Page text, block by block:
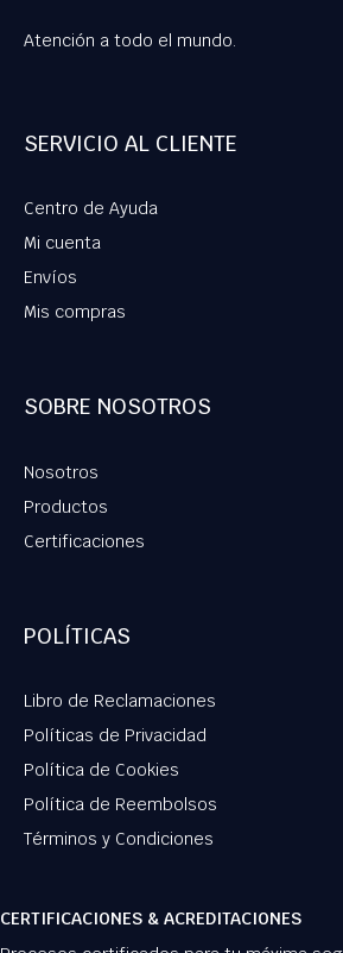
Atención a todo el mundo.
SERVICIO AL CLIENTE
Centro de Ayuda
Mi cuenta
Envíos
Mis compras
SOBRE NOSOTROS
Nosotros
Productos
Certificaciones
POLÍTICAS
Libro de Reclamaciones
Políticas de Privacidad
Política de Cookies
Política de Reembolsos
Términos y Condiciones
CERTIFICACIONES & ACREDITACIONES